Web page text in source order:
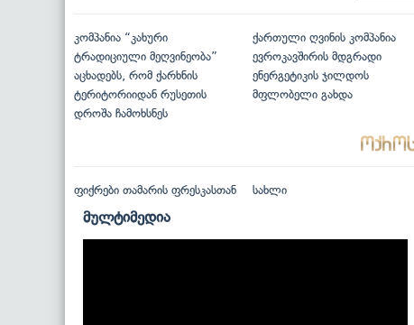
კომპანია “კახური
ტრადიციული მეღვინეობა”
აცხადებს, რომ ქარხნის
ტერიტორიიდან რუსეთის
დროშა ჩამოხსნეს
ქართული ღვინის კომპანია
ევროკავშირის მდგრადი
ენერგეტიკის ჯილდოს
მფლობელი გახდა
ფიქრები თამარის ფრესკასთან სახლი
მულტიმედია